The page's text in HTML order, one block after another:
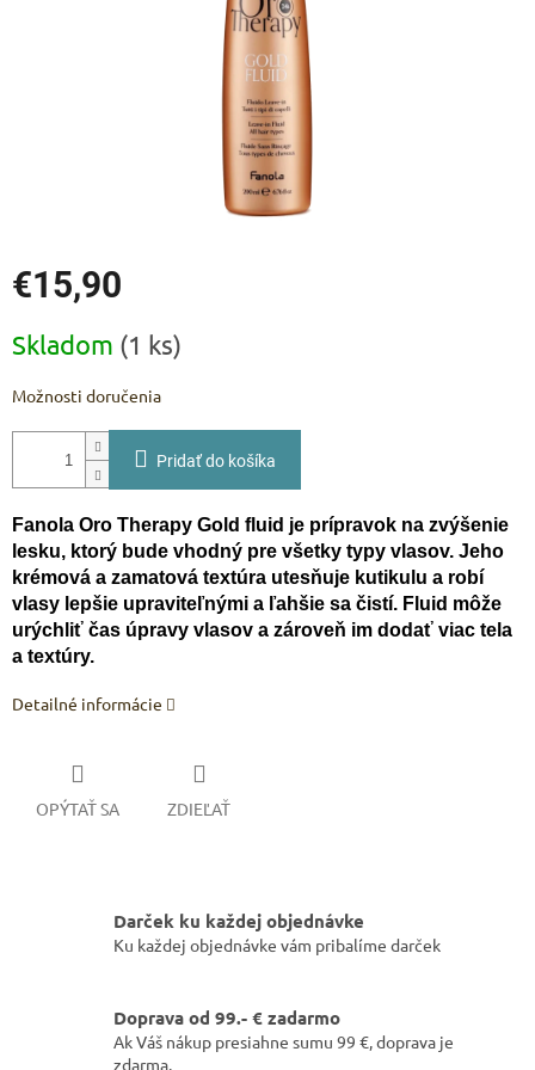
€15,90
cena:
Skladom (1 ks)
Možnosti doručenia
Pridať do košíka
Fanola Oro Therapy Gold fluid je prípravok na zvýšenie
lesku, ktorý bude vhodný pre všetky typy vlasov. Jeho
krémová a zamatová textúra utesňuje kutikulu a robí
vlasy lepšie upraviteľnými a ľahšie sa čistí. Fluid môže
urýchliť čas úpravy vlasov a zároveň im dodať viac tela
a textúry.
Detailné informácie
OPÝTAŤ SA ZDIEĽAŤ
Darček ku každej objednávke
Ku každej objednávke vám pribalíme darček
Doprava od 99.- € zadarmo
Ak Váš nákup presiahne sumu 99 €, doprava je
zdarma.